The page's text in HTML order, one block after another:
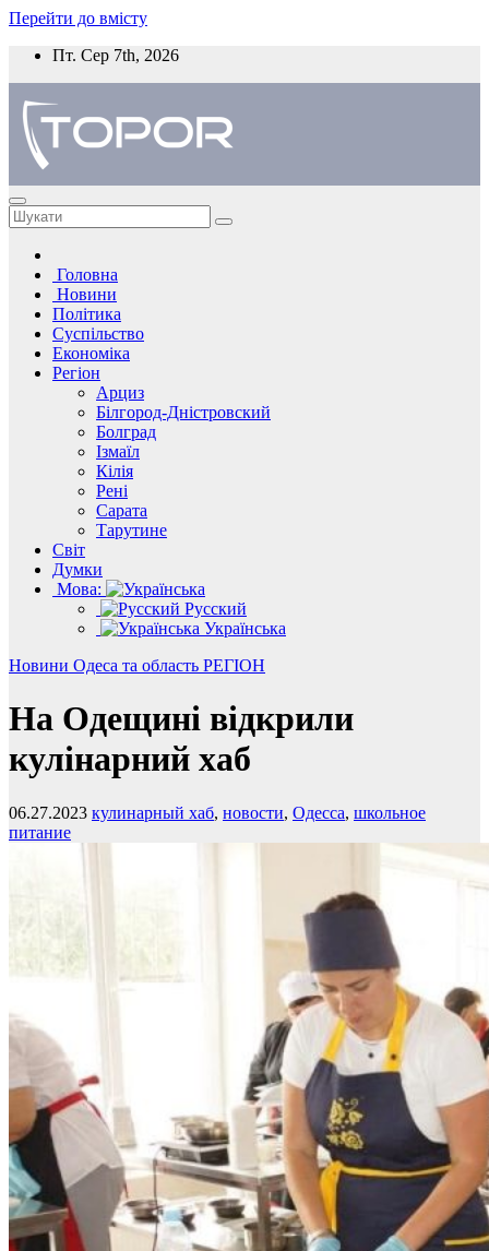
Перейти до вмісту
Пт. Сер 7th, 2026
Головна
Новини
Політика
Суспільство
Економіка
Регіон
Арциз
Білгород-Дністровский
Болград
Ізмаїл
Кілія
Рені
Сарата
Тарутине
Світ
Думки
Мова:
Русский
Українська
Новини Одеса та область РЕГІОН
На Одещині відкрили
кулінарний хаб
06.27.2023 кулинарный хаб, новости, Одесса, школьное
питание